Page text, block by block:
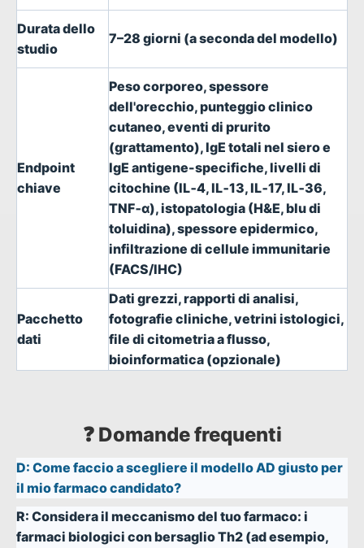
Durata dello
studio
7–28 giorni (a seconda del modello)
Endpoint
chiave
Peso corporeo, spessore
dell'orecchio, punteggio clinico
cutaneo, eventi di prurito
(grattamento), IgE totali nel siero e
IgE antigene-specifiche, livelli di
citochine (IL‑4, IL‑13, IL‑17, IL‑36,
TNF‑α), istopatologia (H&E, blu di
toluidina), spessore epidermico,
infiltrazione di cellule immunitarie
(FACS/IHC)
Pacchetto
dati
Dati grezzi, rapporti di analisi,
fotografie cliniche, vetrini istologici,
file di citometria a flusso,
bioinformatica (opzionale)
❓ Domande frequenti
D: Come faccio a scegliere il modello AD giusto per
il mio farmaco candidato?
R: Considera il meccanismo del tuo farmaco: i
farmaci biologici con bersaglio Th2 (ad esempio,